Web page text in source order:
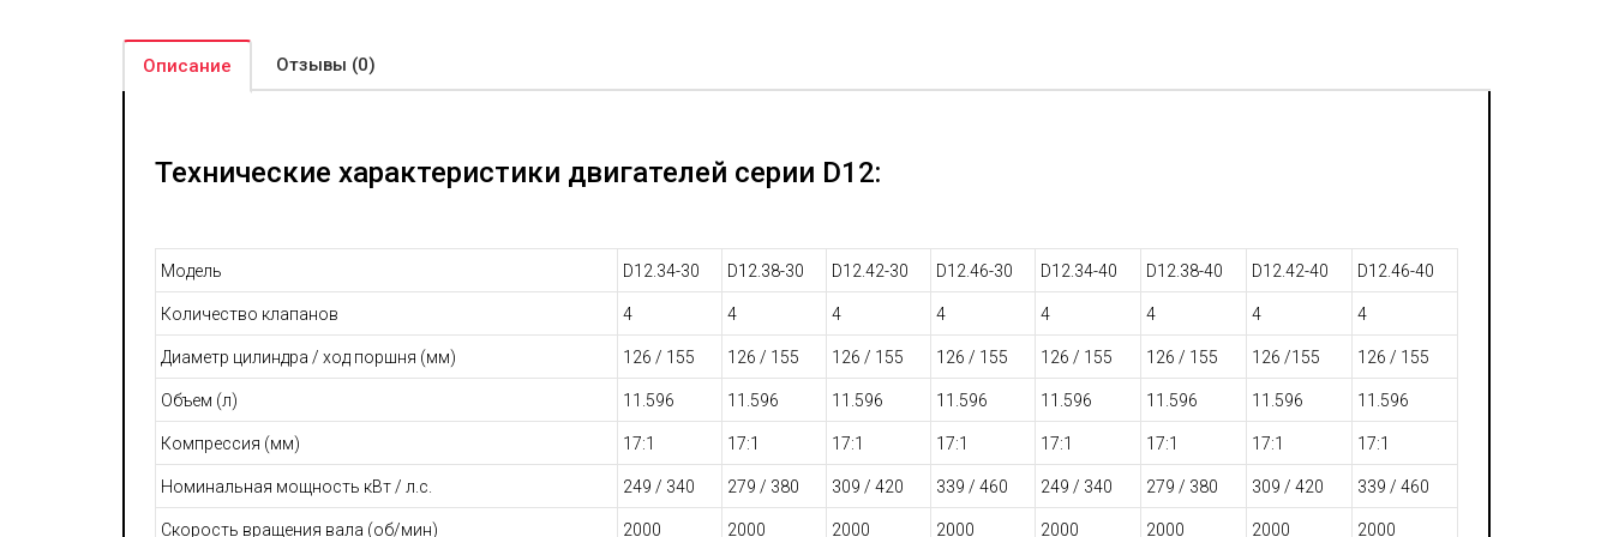
Описание Отзывы (0)
Технические характеристики двигателей серии D12:
Модель D12.34-30 D12.38-30 D12.42-30 D12.46-30 D12.34-40 D12.38-40 D12.42-40 D12.46-40
Количество клапанов 4 4 4 4 4 4 4 4
Диаметр цилиндра / ход поршня (мм) 126 / 155 126 / 155 126 / 155 126 / 155 126 / 155 126 / 155 126 /155 126 / 155
Объем (л) 11.596 11.596 11.596 11.596 11.596 11.596 11.596 11.596
Компрессия (мм) 17:1 17:1 17:1 17:1 17:1 17:1 17:1 17:1
Номинальная мощность кВт / л.с. 249 / 340 279 / 380 309 / 420 339 / 460 249 / 340 279 / 380 309 / 420 339 / 460
Скорость вращения вала (об/мин) 2000 2000 2000 2000 2000 2000 2000 2000